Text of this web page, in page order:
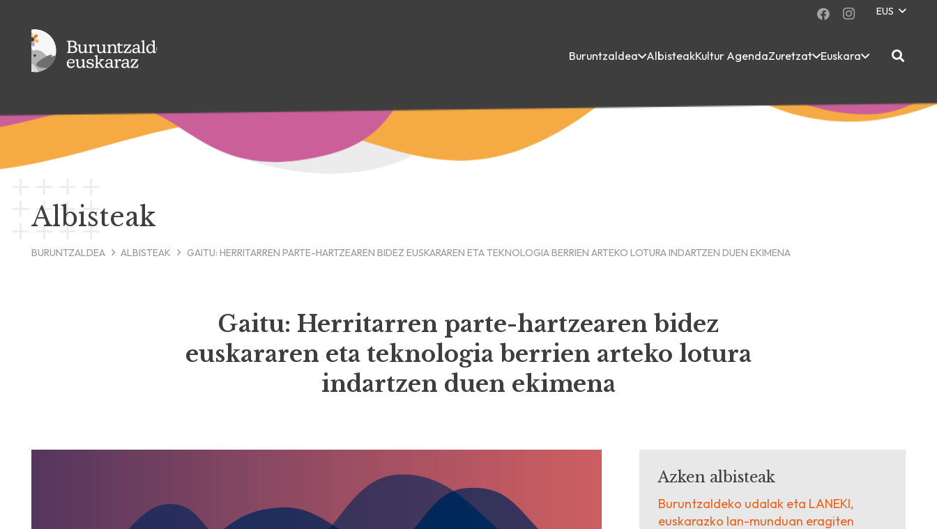
EUS
Buruntzaldea AlbisteakKultur AgendaZuretzat Euskara
Albisteak
BURUNTZALDEA ALBISTEAK GAITU: HERRITARREN PARTE-HARTZEAREN BIDEZ EUSKARAREN ETA TEKNOLOGIA BERRIEN ARTEKO LOTURA INDARTZEN DUEN EKIMENA
Gaitu: Herritarren parte-hartzearen bidez
euskararen eta teknologia berrien arteko lotura
indartzen duen ekimena
Azken albisteak
Buruntzaldeko udalak eta LANEKI,
euskarazko lan-munduan eragiten